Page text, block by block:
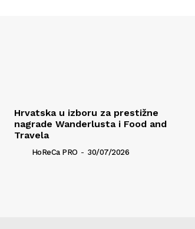
Hrvatska u izboru za prestižne
nagrade Wanderlusta i Food and
Travela
HoReCa PRO - 30/07/2026